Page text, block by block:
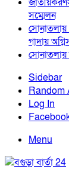
সম্মেলন
সোনাতলায়
গাদায়
সোনাতলায়
Sidebar
Random
Log In
Menu